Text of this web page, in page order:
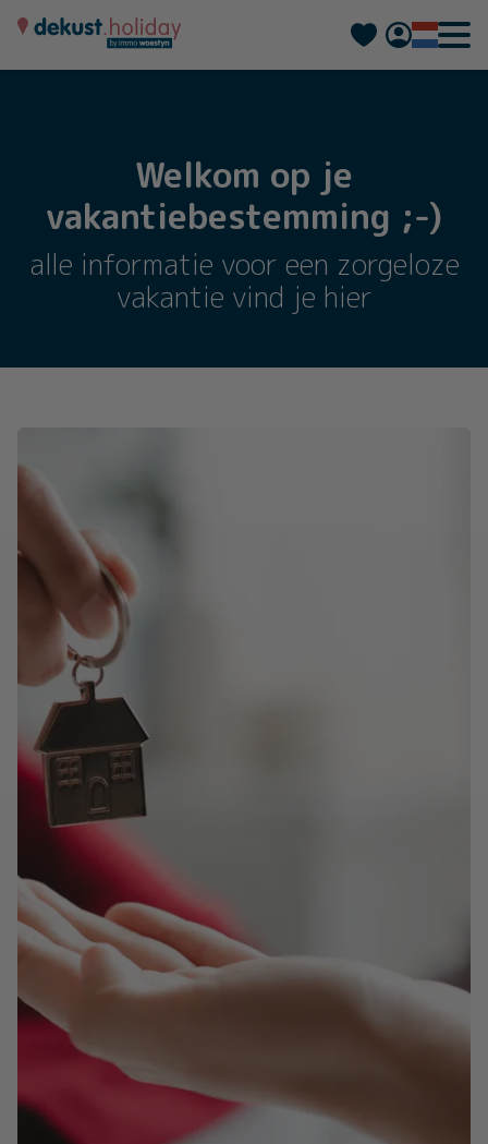
Français
Welkom op je
vakantiebestemming ;-)
alle informatie voor een zorgeloze
vakantie vind je hier